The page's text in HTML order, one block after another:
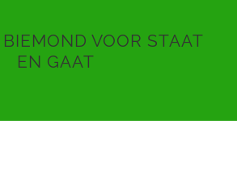
VOOR STAAT
EN GAAT